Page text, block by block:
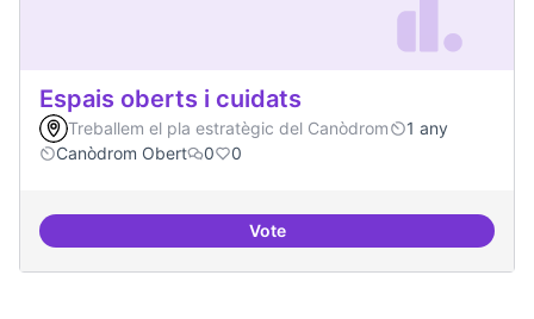
Espais oberts i cuidats
Treballem el pla estratègic del Canòdrom
1 any
Canòdrom Obert
0 0
VoteEspais oberts i cuidats